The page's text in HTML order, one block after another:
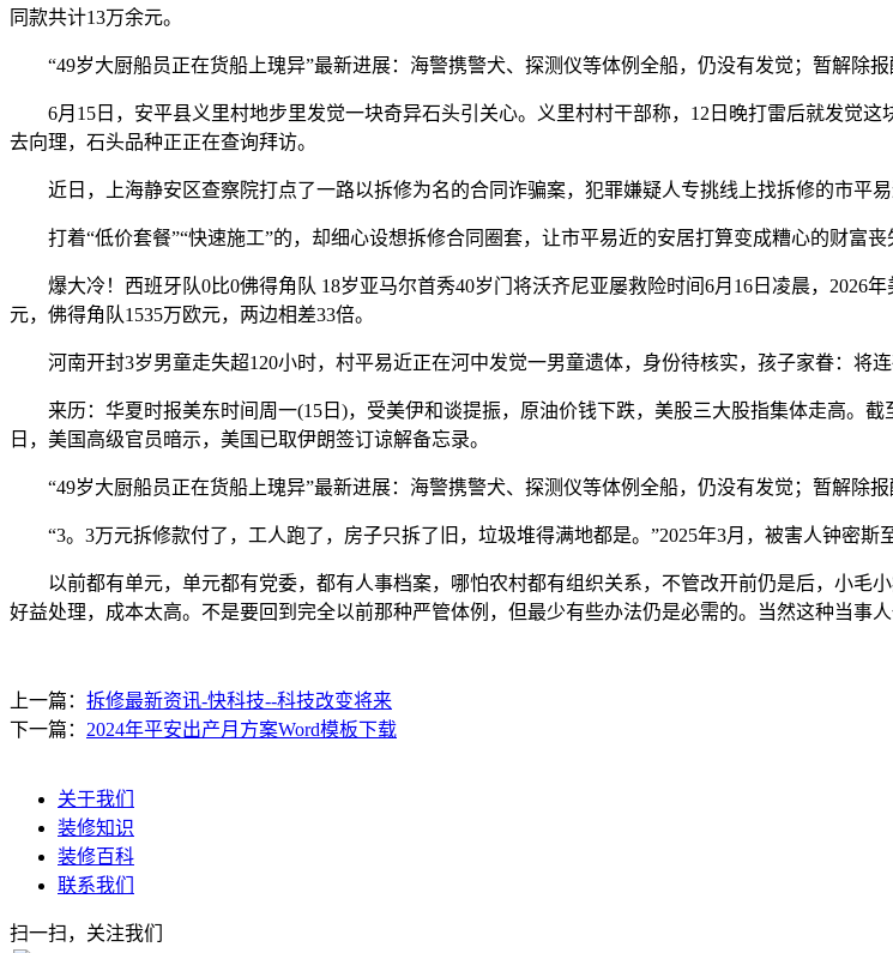
同款共计13万余元。
“49岁大厨船员正在货船上瑰异”最新进展：海警携警犬、探测仪等体例全船，仍没有发觉；暂解除报
6月15日，安平县义里村地步里发觉一块奇异石头引关心。义里村村干部称，12日晚打雷后就发觉这
去向理，石头品种正正在查询拜访。
近日，上海静安区查察院打点了一路以拆修为名的合同诈骗案，犯罪嫌疑人专挑线上找拆修的市平易
打着“低价套餐”“快速施工”的，却细心设想拆修合同圈套，让市平易近的安居打算变成糟心的财富丧
爆大冷！西班牙队0比0佛得角队 18岁亚马尔首秀40岁门将沃齐尼亚屡救险时间6月16日凌晨，2026
元，佛得角队1535万欧元，两边相差33倍。
河南开封3岁男童走失超120小时，村平易近正在河中发觉一男童遗体，身份待核实，孩子家眷：将连
来历：华夏时报美东时间周一(15日)，受美伊和谈提振，原油价钱下跌，美股三大股指集体走高。截
日，美国高级官员暗示，美国已取伊朗签订谅解备忘录。
“49岁大厨船员正在货船上瑰异”最新进展：海警携警犬、探测仪等体例全船，仍没有发觉；暂解除报
“3。3万元拆修款付了，工人跑了，房子只拆了旧，垃圾堆得满地都是。”2025年3月，被害人钟密斯
以前都有单元，单元都有党委，都有人事档案，哪怕农村都有组织关系，不管改开前仍是后，小毛
好益处理，成本太高。不是要回到完全以前那种严管体例，但最少有些办法仍是必需的。当然这种当事
上一篇： 拆修最新资讯-快科技--科技改变将来
下一篇： 2024年平安出产月方案Word模板下载
关于我们
装修知识
装修百科
联系我们
扫一扫，关注我们